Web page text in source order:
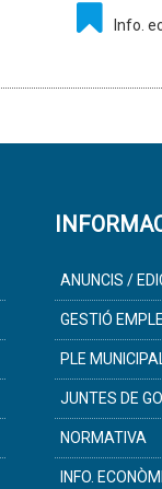
Info.
ANUNCIS /
GESTIÓ
PLE
JUNTES DE
NORMATIVA
INFO.